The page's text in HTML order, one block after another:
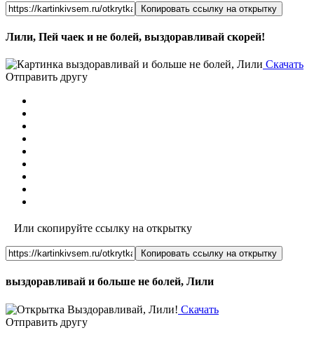
Копировать ссылку на открытку
Лили, Пей чаек и не болей, выздоравливай скорей!
Скачать
Отправить другу
Или скопируйте ссылку на открытку
Копировать ссылку на открытку
выздоравливай и больше не болей, Лили
Скачать
Отправить другу